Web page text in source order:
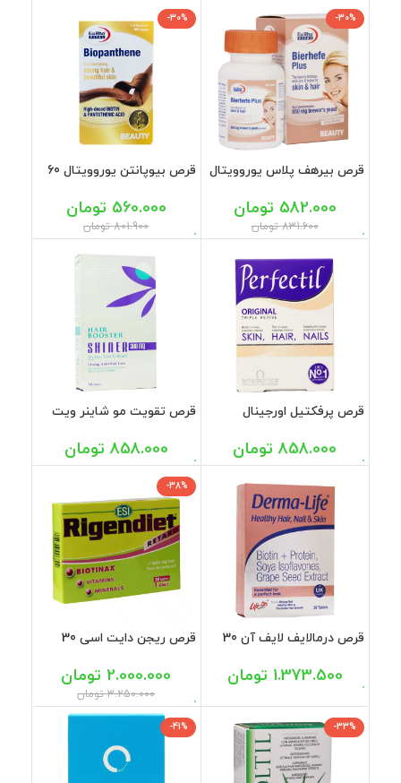
-30%
قرص بیرهف پلاس یوروویتال
831.600 تومان
582.000 تومان
-30%
قرص بیوپانتن یوروویتال 60
801.900 تومان
560.000 تومان
قرص پرفکتیل اورجینال
858.000 تومان
قرص تقویت مو شاینر ویت
858.000 تومان
قرص درمالایف لایف آن 30
1.373.500 تومان
-38%
قرص ریجن دایت اسی 30
3.250.000 تومان
2.000.000 تومان
-33%
-41%